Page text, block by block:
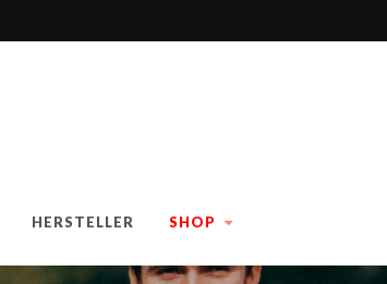
HERSTELLER SHOP